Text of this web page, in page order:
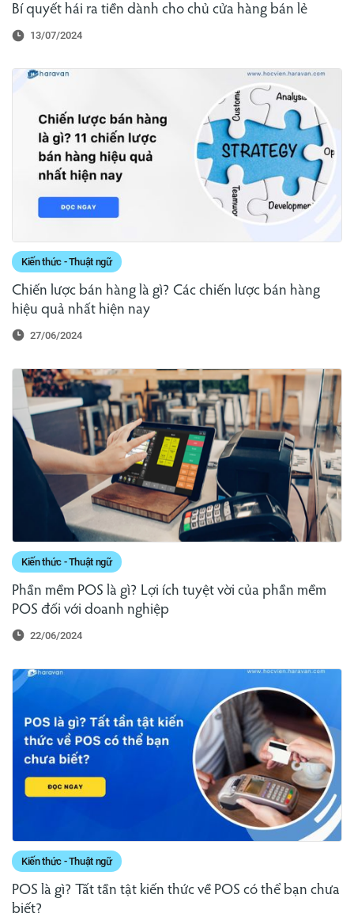
Bí quyết hái ra tiền dành cho chủ cửa hàng bán lẻ
13/07/2024
Kiến thức - Thuật ngữ
Chiến lược bán hàng là gì? Các chiến lược bán hàng
hiệu quả nhất hiện nay
27/06/2024
Kiến thức - Thuật ngữ
Phần mềm POS là gì? Lợi ích tuyệt vời của phần mềm
POS đối với doanh nghiệp
22/06/2024
Kiến thức - Thuật ngữ
POS là gì? Tất tần tật kiến thức về POS có thể bạn chưa
biết?